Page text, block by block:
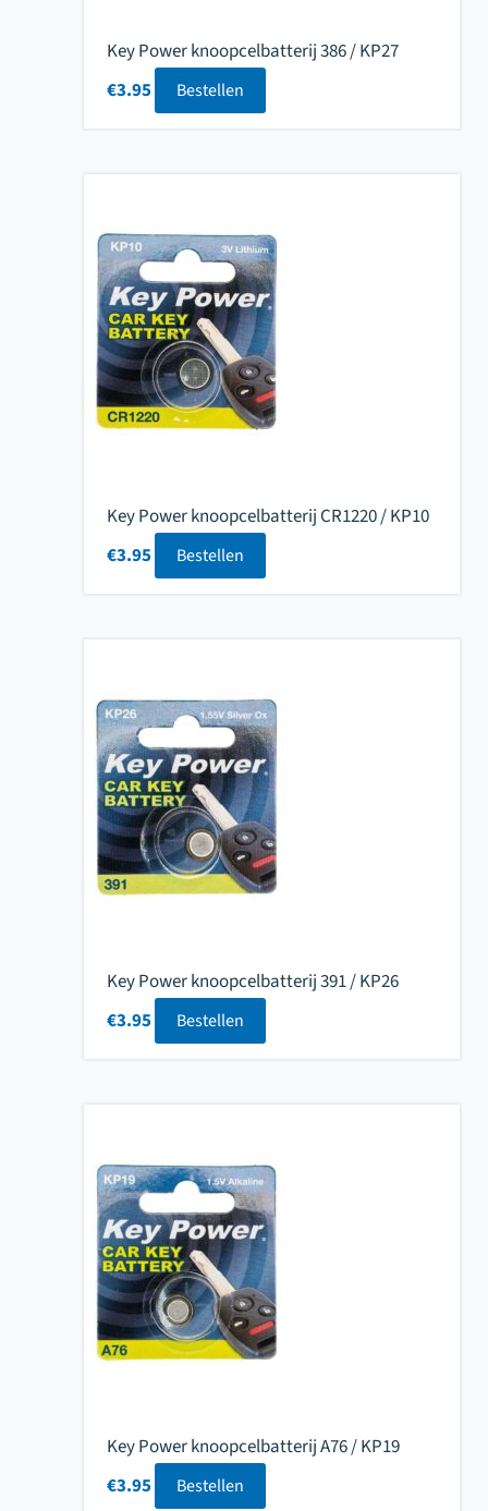
Key Power knoopcelbatterij 386 / KP27
€3.95 Bestellen
Key Power knoopcelbatterij CR1220 / KP10
€3.95 Bestellen
Key Power knoopcelbatterij 391 / KP26
€3.95 Bestellen
Key Power knoopcelbatterij A76 / KP19
€3.95 Bestellen